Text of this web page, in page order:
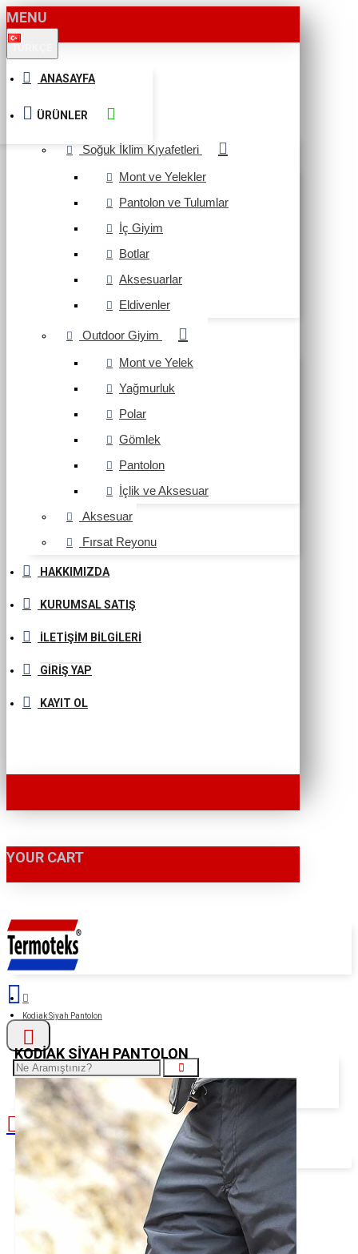
MENU
ANASAYFA
ÜRÜNLER
Soğuk İklim Kıyafetleri
Mont ve Yelekler
Pantolon ve Tulumlar
İç Giyim
Botlar
Aksesuarlar
Eldivenler
Outdoor Giyim
Mont ve Yelek
Yağmurluk
Polar
Gömlek
Pantolon
İçlik ve Aksesuar
Aksesuar
Fırsat Reyonu
HAKKIMIZDA
KURUMSAL SATIŞ
İLETIŞIM BILGILERI
GIRIŞ YAP
KAYIT OL
YOUR CART
Alışveriş sepetiniz boş!
Kodiak Siyah Pantolon
KODIAK SIYAH PANTOLON